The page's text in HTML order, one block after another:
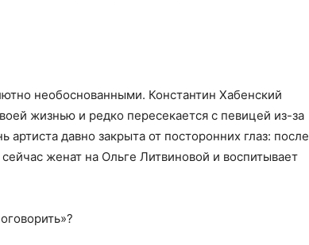
необоснованными. Константин Хабенский
жизнью и редко пересекается с певицей из-за
давно закрыта от посторонних глаз: после
женат на Ольге Литвиновой и воспитывает